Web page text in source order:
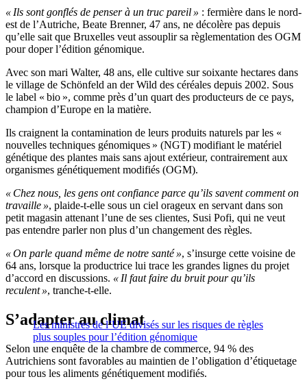
« Ils sont gonflés de penser à un truc pareil » : fermière dans le nord-
est de l’Autriche, Beate Brenner, 47 ans, ne décolère pas depuis
qu’elle sait que Bruxelles veut assouplir sa règlementation des OGM
pour doper l’édition génomique.
Avec son mari Walter, 48 ans, elle cultive sur soixante hectares dans
le village de Schönfeld an der Wild des céréales depuis 2002. Sous
le label « bio », comme près d’un quart des producteurs de ce pays,
champion d’Europe en la matière.
Ils craignent la contamination de leurs produits naturels par les «
nouvelles techniques génomiques » (NGT) modifiant le matériel
génétique des plantes mais sans ajout extérieur, contrairement aux
organismes génétiquement modifiés (OGM).
« Chez nous, les gens ont confiance parce qu’ils savent comment on
travaille », plaide-t-elle sous un ciel orageux en servant dans son
petit magasin attenant l’une de ses clientes, Susi Pofi, qui ne veut
pas entendre parler non plus d’un changement des règles.
« On parle quand même de notre santé », s’insurge cette voisine de
64 ans, lorsque la productrice lui trace les grandes lignes du projet
d’accord en discussions. « Il faut faire du bruit pour qu’ils
reculent », tranche-t-elle.
Les ministres de l’UE divisés sur les risques de règles
plus souples pour l’édition génomique
S’adapter au climat
Selon une enquête de la chambre de commerce, 94 % des
Autrichiens sont favorables au maintien de l’obligation d’étiquetage
pour tous les aliments génétiquement modifiés.